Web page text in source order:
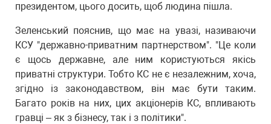
президентом, цього досить, щоб людина пішла.
Зеленський пояснив, що має на увазі, називаючи
КСУ "державно-приватним партнерством". "Це коли
є щось державне, але ним користуються якісь
приватні структури. Тобто КС не є незалежним, хоча,
згідно із законодавством, він має бути таким.
Багато років на них, цих акціонерів КС, впливають
гравці – як з бізнесу, так і з політики".